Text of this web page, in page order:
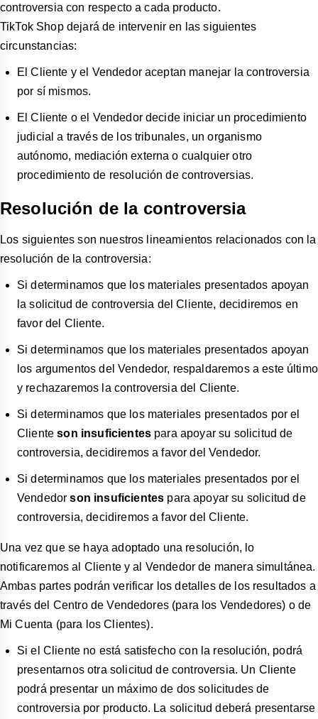
controversia con respecto a cada producto.
TikTok Shop dejará de intervenir en las siguientes
circunstancias:
El Cliente y el Vendedor aceptan manejar la controversia
por sí mismos.
El Cliente o el Vendedor decide iniciar un procedimiento
judicial a través de los tribunales, un organismo
autónomo, mediación externa o cualquier otro
procedimiento de resolución de controversias.
Resolución de la controversia
Los siguientes son nuestros lineamientos relacionados con la
resolución de la controversia:
Si determinamos que los materiales presentados apoyan
la solicitud de controversia del Cliente, decidiremos en
favor del Cliente.
Si determinamos que los materiales presentados apoyan
los argumentos del Vendedor, respaldaremos a este último
y rechazaremos la controversia del Cliente.
Si determinamos que los materiales presentados por el
Clienteson insuficientes para apoyar su solicitud de
controversia, decidiremos a favor del Vendedor.
Si determinamos que los materiales presentados por el
Vendedorson insuficientes para apoyar su solicitud de
controversia, decidiremos a favor del Cliente.
Una vez que se haya adoptado una resolución, lo
notificaremos al Cliente y al Vendedor de manera simultánea.
Ambas partes podrán verificar los detalles de los resultados a
través del Centro de Vendedores (para los Vendedores) o de
Mi Cuenta (para los Clientes).
Si el Cliente no está satisfecho con la resolución, podrá
presentarnos otra solicitud de controversia. Un Cliente
podrá presentar un máximo de dos solicitudes de
controversia por producto. La solicitud deberá presentarse